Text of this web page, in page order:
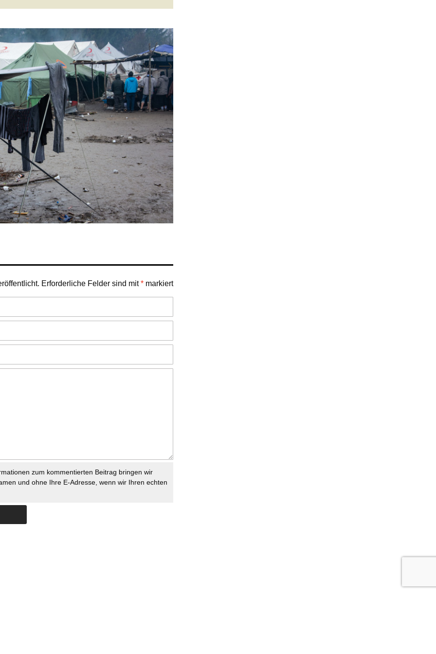
Next→
Erforderliche Felder sind mit* markiert
zum kommentierten Beitrag bringen wir
und ohne Ihre E-Adresse, wenn wir Ihren echten